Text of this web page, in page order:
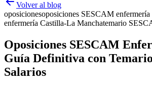
Volver al blog
oposicionesoposiciones SESCAM enfermería
enfermería Castilla-La Manchatemario
Oposiciones SESCAM
Guía Definitiva con
Salarios